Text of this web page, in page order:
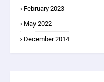
February 2023
May 2022
December 2014